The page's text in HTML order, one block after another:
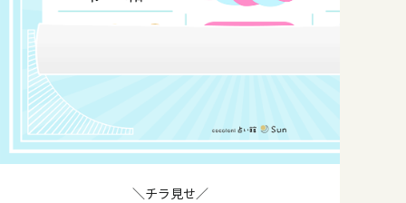
＼チラ見せ／